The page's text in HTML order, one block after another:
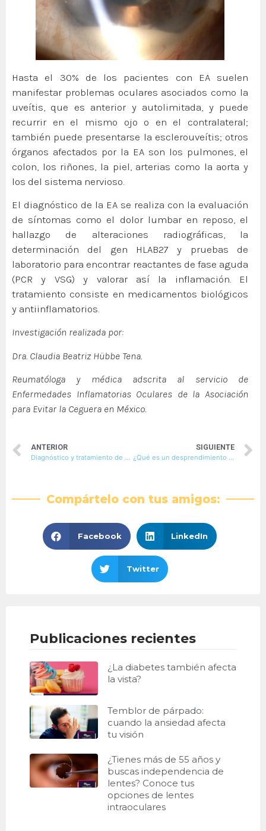
Hasta el 30% de los pacientes con EA suelen
manifestar problemas oculares asociados como la
uveítis, que es anterior y autolimitada, y puede
recurrir en el mismo ojo o en el contralateral;
también puede presentarse la esclerouveítis; otros
órganos afectados por la EA son los pulmones, el
colon, los riñones, la piel, arterias como la aorta y
los del sistema nervioso.
El diagnóstico de la EA se realiza con la evaluación
de síntomas como el dolor lumbar en reposo, el
hallazgo de alteraciones radiográficas, la
determinación del gen HLAB27 y pruebas de
laboratorio para encontrar reactantes de fase aguda
(PCR y VSG) y valorar así la inflamación. El
tratamiento consiste en medicamentos biológicos
y antiinflamatorios.
Investigación realizada por:
Dra. Claudia Beatriz Hübbe Tena.
Reumatóloga y médica adscrita al servicio de
Enfermedades Inflamatorias Oculares de la Asociación
para Evitar la Ceguera en México.
ANTERIOR
Diagnóstico y tratamiento de una catarata
SIGUIENTE
¿Qué es un desprendimiento de retina?
Compártelo con tus amigos:
Facebook LinkedIn
Twitter
Publicaciones recientes
¿La diabetes también afecta
la vista?
Temblor de párpado:
cuando la ansiedad afecta
tu visión
¿Tienes más de 55 años y
buscas independencia de
lentes? Conoce tus
opciones de lentes
intraoculares